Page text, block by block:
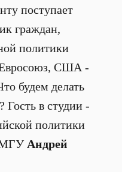
поступает
граждан,
политики
США -
будем делать
Гость в студии -
политики
МГУ Андрей